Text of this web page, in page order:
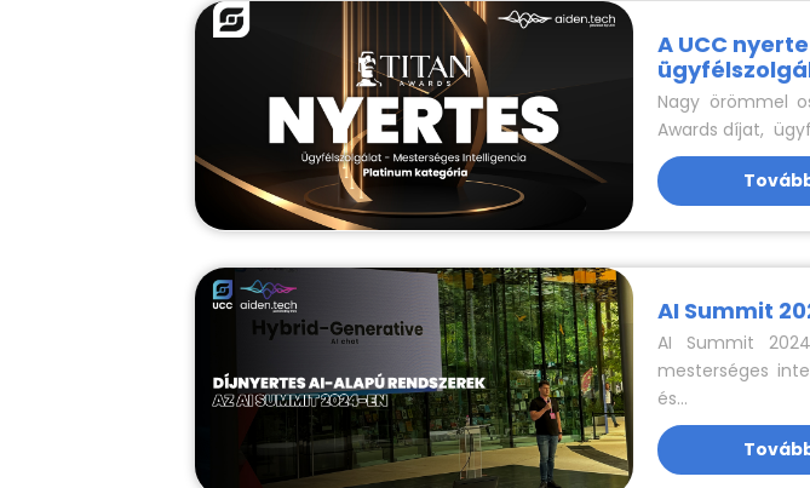
A UCC
Nagy örömmel
Awards díjat,
AI Summit
AI Summit
mesterséges
és...